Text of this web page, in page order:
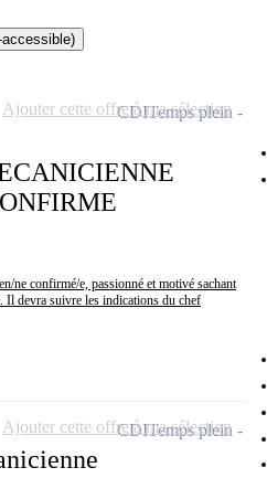
ne confirmé/e, passionné et motivé sachant
Il devra suivre les indications du chef
CDITemps plein
Ajouter cette offre à ma sélection
CDITemps plein
Ajouter cette offre à ma sélection